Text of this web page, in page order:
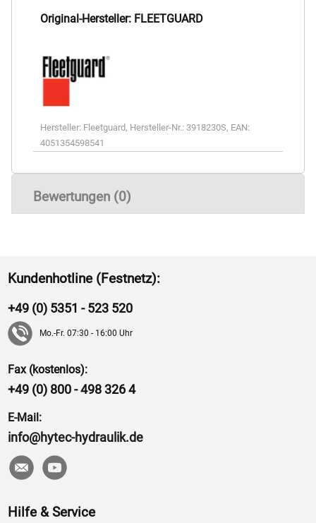
Original-Hersteller: FLEETGUARD
Hersteller: Fleetguard , Hersteller-Nr.: 3918230S, EAN:
4051354598541
Bewertungen (0)
Kundenhotline (Festnetz):
+49 (0) 5351 - 523 520
Mo.-Fr. 07:30 - 16:00 Uhr
Fax (kostenlos):
+49 (0) 800 - 498 326 4
E-Mail:
info@hytec-hydraulik.de
Hilfe & Service